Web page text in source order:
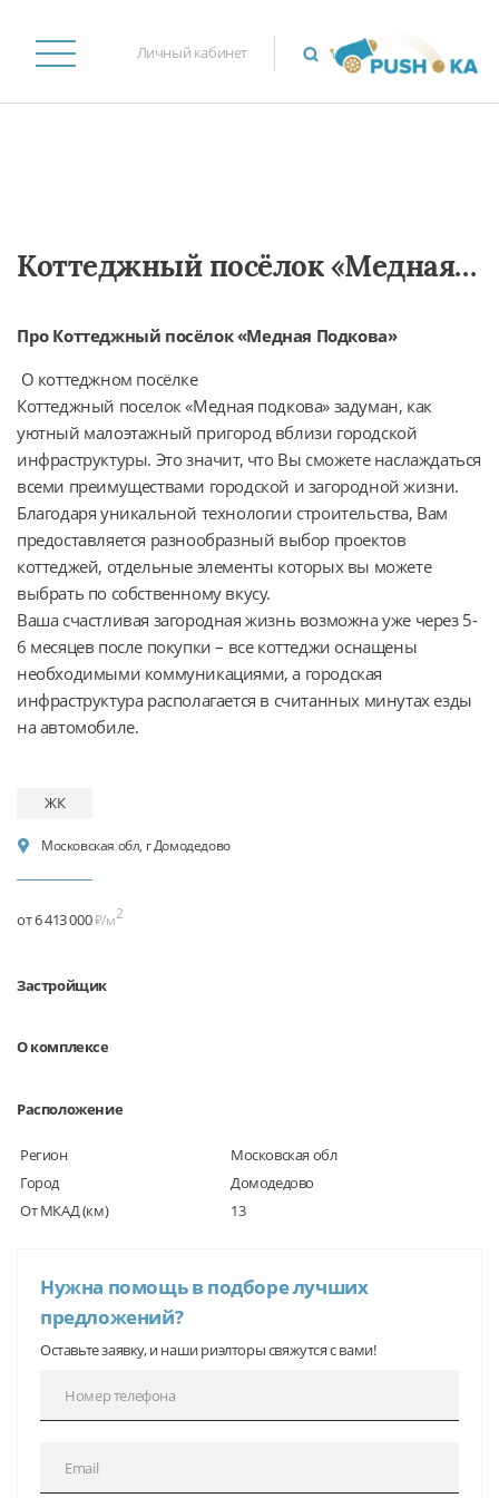
Личный кабинет
Про Коттеджный посёлок «Медная Подкова»
Коттеджный поселок «Медная подкова» задуман, как
уютный малоэтажный пригород вблизи городской
инфраструктуры. Это значит, что Вы сможете наслаждаться
всеми преимуществами городской и загородной жизни.
Благодаря уникальной технологии строительства, Вам
предоставляется разнообразный выбор проектов
коттеджей, отдельные элементы которых вы можете
выбрать по собственному вкусу.
Ваша счастливая загородная жизнь возможна уже через 5-
6 месяцев после покупки – все коттеджи оснащены
необходимыми коммуникациями, а городская
инфраструктура располагается в считанных минутах езды
на автомобиле.
ЖК
Коттеджный посёлок «Медная Подкова»
Московская обл, г Домодедово
от 6 413 000₽/м2
Застройщик
О комплексе
Расположение
Регион
Московская обл
Город
Домодедово
От МКАД (км)
13
Нужна помощь в подборе лучших
предложений?
Оставьте заявку, и наши риэлторы свяжутся с вами!